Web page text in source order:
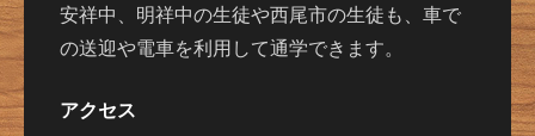
安祥中、明祥中の生徒や西尾市の生徒も、車で
の送迎や電車を利用して通学できます。
アクセス